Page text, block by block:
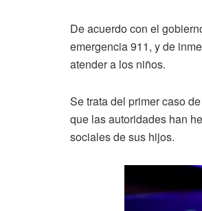
De acuerdo con el
emergencia 911, y de
atender a los niños.
Se trata del primer caso
que las autoridades han
sociales de sus hijos.